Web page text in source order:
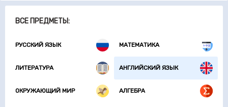
ВСЕ ПРЕДМЕТЫ:
РУССКИЙ ЯЗЫК МАТЕМАТИКА
ЛИТЕРАТУРА АНГЛИЙСКИЙ ЯЗЫК
ОКРУЖАЮЩИЙ МИР АЛГЕБРА